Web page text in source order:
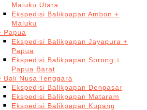
Maluku Utara
Ekspedisi Balikpapan Ambon +
Maluku
Papua
Ekspedisi Balikpapan Jayapura +
Papua
Ekspedisi Balikpapan Sorong +
Papua Barat
Bali Nusa Tenggara
Ekspedisi Balikpapan Denpasar
Ekspedisi Balikpapan Mataram
Ekspedisi Balikpapan Kupang